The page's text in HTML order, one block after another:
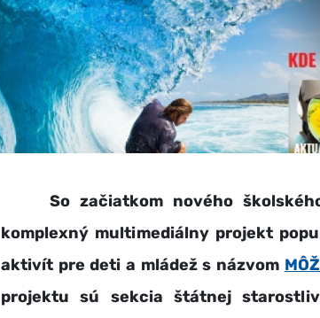
So začiatkom nového
komplexný multimediálny projekt
aktivít pre deti a mládež s názvom
projektu sú sekcia štátnej